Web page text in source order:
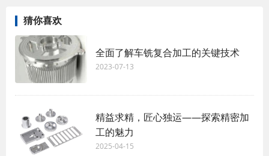
猜你喜欢
全面了解车铣复合加工的关键技术
2023-07-13
精益求精，匠心独运——探索精密加
工的魅力
2025-04-15